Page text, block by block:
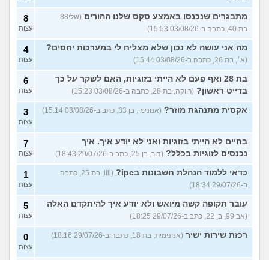
מתבגרים שנכנסו באמצע סקס שלנו ההורים
(שלי88,
בת 40, כתבה ב-03/08/26 15:53)
8
עצות
מה אני עושה לא נכון שלא מצליח לי במערכות יחסים?
(א׳, בת 26, כתבה ב-03/08/26 15:44)
4
עצות
בת 28 ואף פעם לא הייתי בזוגיות, האם לשקר על כך
בדייט ראשון? (רווקה, בת 28, כתבה ב-03/08/26 15:23)
6
עצות
אקסית מתנהגת מוזר? (אנונימי, בן 33, כתב ב-03/08/26 15:14) 3
עצות
בחיים לא הייתי בזוגיות ואני לא יודע איך. איך
נכנסים לזוגיות בכלל? (דור, בן 25, כתב ב-29/07/26 18:43)
7
עצות
כדאי ללמוד הנהלת חשבונות בipc?
(lili, בת 25, כתבה
ב-29/07/26 18:34)
1
עצות
עובר תקופה קשה מיואש ולא יודע איך להיתקדם האלה
(אבי99, בן 22, כתב ב-29/07/26 18:25)
5
עצות
רכזת שירות ישיר (אנונימית, בת 18, כתבה ב-29/07/26 18:16) 0
עצות